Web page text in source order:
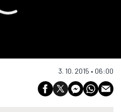
3. 10. 2015 • 06:00